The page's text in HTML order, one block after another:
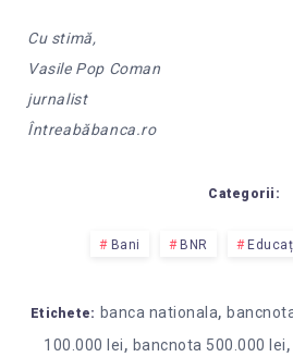
Cu stimă,
Vasile Pop Coman
jurnalist
Întreabăbanca.ro
Categorii:
Bani BNR
Etichete: banca nationala,
100.000 lei, bancnota 500.000 lei,